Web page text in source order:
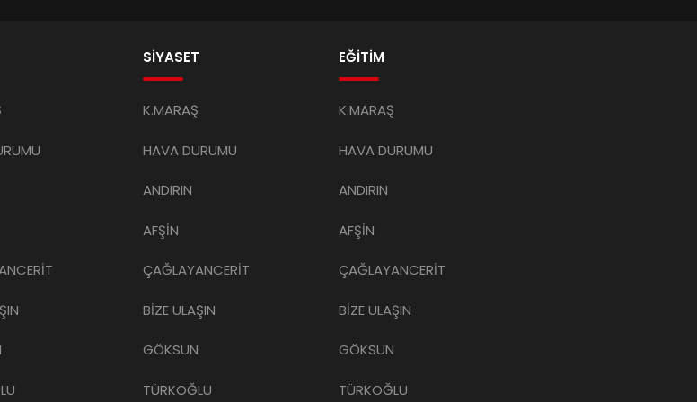
SİYASET
K.MARAŞ
HAVA DURUMU
ANDIRIN
AFŞİN
ÇAĞLAYANCERİT
BİZE ULAŞIN
GÖKSUN
TÜRKOĞLU
EĞİTİM
K.MARAŞ
HAVA DURUMU
ANDIRIN
AFŞİN
ÇAĞLAYANCERİT
BİZE ULAŞIN
GÖKSUN
TÜRKOĞLU